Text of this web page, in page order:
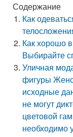
Содержание
Как
Как хорошо
Выбирайте
Уличная
фигуры
исходные
не могут
цветовой
необходимо